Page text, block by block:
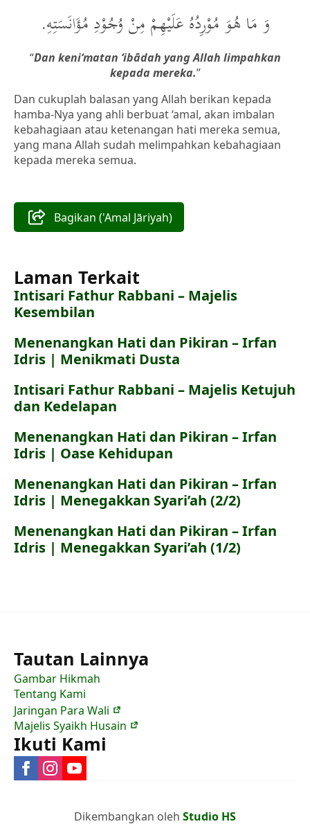
وَ مَا هُوَ مُوْرِدُهُ عَلَيْهِمْ مِنْ وُجُوْدِ مُؤَانَسَتِهِ.
“Dan keni‘matan ‘ibādah yang Allah limpahkan
kepada mereka.”
Dan cukuplah balasan yang Allah berikan kepada
hamba-Nya yang ahli berbuat ‘amal, akan imbalan
kebahagiaan atau ketenangan hati mereka semua,
yang mana Allah sudah melimpahkan kebahagiaan
kepada mereka semua.
Bagikan ('Amal Jāriyah)
Laman Terkait
Intisari Fathur Rabbani – Majelis
Kesembilan
Menenangkan Hati dan Pikiran – Irfan
Idris | Menikmati Dusta
Intisari Fathur Rabbani – Majelis Ketujuh
dan Kedelapan
Menenangkan Hati dan Pikiran – Irfan
Idris | Oase Kehidupan
Menenangkan Hati dan Pikiran – Irfan
Idris | Menegakkan Syari’ah (2/2)
Menenangkan Hati dan Pikiran – Irfan
Idris | Menegakkan Syari’ah (1/2)
Tautan Lainnya
Gambar Hikmah
Tentang Kami
Jaringan Para Wali
Majelis Syaikh Husain
Ikuti Kami
Dikembangkan oleh Studio HS